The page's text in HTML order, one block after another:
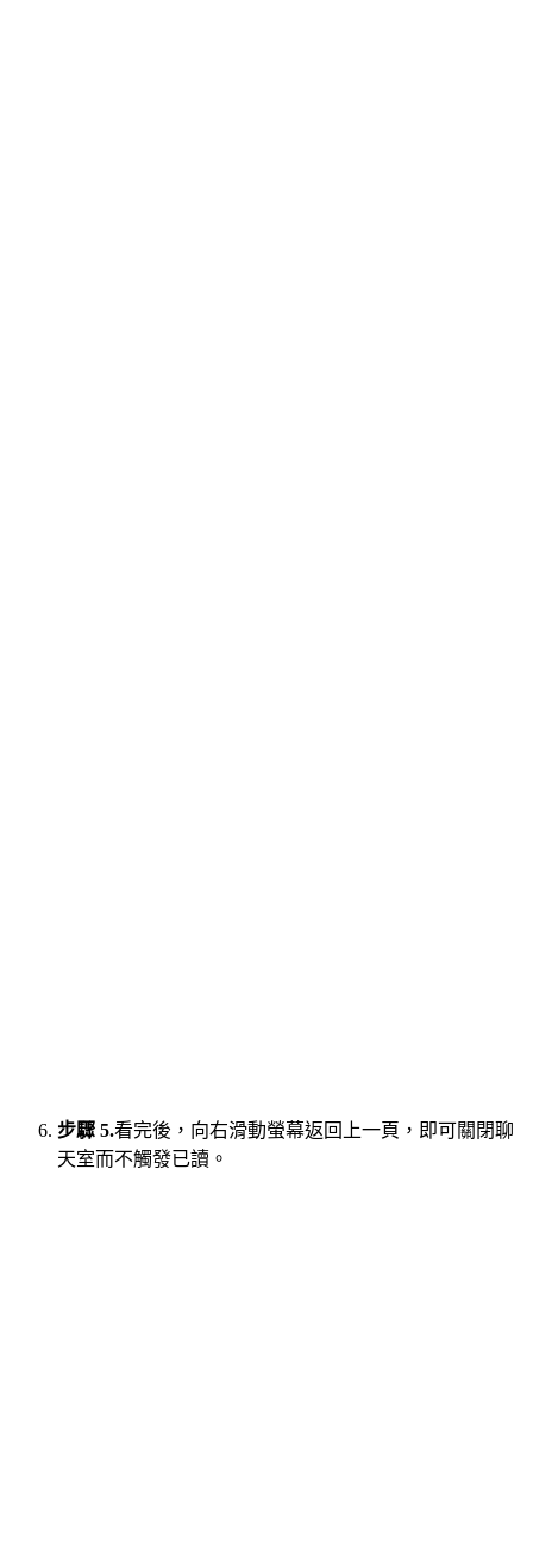
步驟 5.看完後，向右滑動螢幕返回上一頁，即可關閉聊
天室而不觸發已讀。